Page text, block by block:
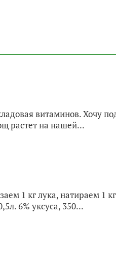
витаминов. Хочу
растет на нашей...
1 кг лука, натираем 1
6% уксуса, 350...